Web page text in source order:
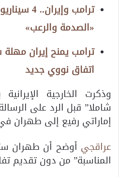
ترامب
«الصدمة والرعب»
ترامب يمنح إيران
اتفاق نووي جديد
وذكرت الخارجية
شاملا” قبل الرد على
إماراتي رفيع إلى طهران في 12 مارس/
عراقجي أوضح أن طهران
المناسبة” من دون تقديم